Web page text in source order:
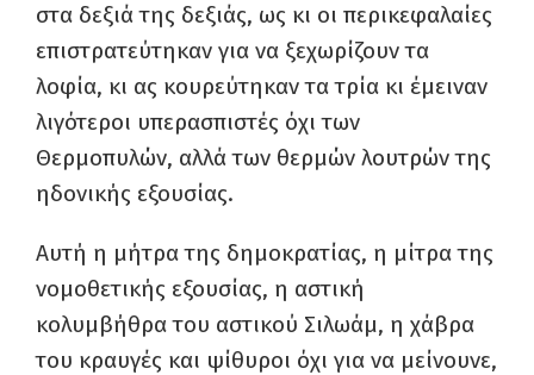
στα δεξιά της δεξιάς, ως κι οι περικεφαλαίες
επιστρατεύτηκαν για να ξεχωρίζουν τα
λοφία, κι ας κουρεύτηκαν τα τρία κι έμειναν
λιγότεροι υπερασπιστές όχι των
Θερμοπυλών, αλλά των θερμών λουτρών της
ηδονικής εξουσίας.
Αυτή η μήτρα της δημοκρατίας, η μίτρα της
νομοθετικής εξουσίας, η αστική
κολυμβήθρα του αστικού Σιλωάμ, η χάβρα
του κραυγές και ψίθυροι όχι για να μείνουνε,